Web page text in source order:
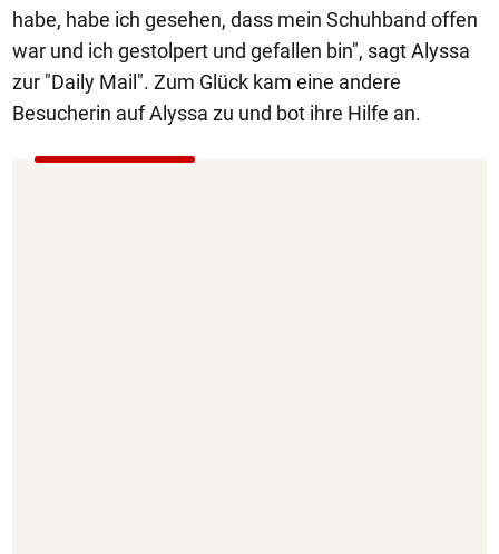
habe, habe ich gesehen, dass mein Schuhband offen
war und ich gestolpert und gefallen bin", sagt Alyssa
zur "Daily Mail". Zum Glück kam eine andere
Besucherin auf Alyssa zu und bot ihre Hilfe an.